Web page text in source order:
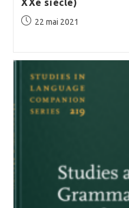
XXe siècle)
Publication
22 mai 2021